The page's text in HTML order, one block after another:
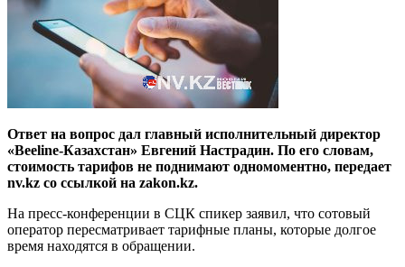
Ответ на вопрос дал главный исполнительный директор
«Beeline-Казахстан» Евгений Настрадин. По его словам,
стоимость тарифов не поднимают одномоментно, передает
nv.kz со ссылкой на zakon.kz.
На пресс-конференции в СЦК спикер заявил, что сотовый
оператор пересматривает тарифные планы, которые долгое
время находятся в обращении.